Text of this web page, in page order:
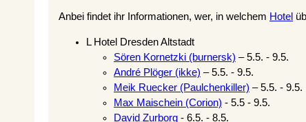
Anbei findet ihr Informationen, wer, in welchem Hotel
L Hotel Dresden Altstadt
Sören Kornetzki (‎burnersk‎) – 5.5. - 9.5.
André Plöger (‎ikke‎) – 5.5. - 9.5.
Meik Ruecker (‎Paulchenkiller‎) – 5.5. - 9.5.
Max Maischein (‎Corion‎) - 5.5 - 9.5.
David Zurborg - 6.5. - 8.5.